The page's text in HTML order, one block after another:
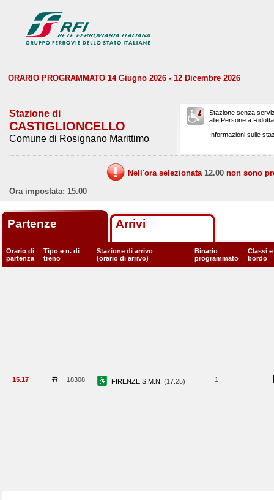
ORARIO PROGRAMMATO 14 Giugno 2026 - 12 Dicembre 2026
Stazione di
CASTIGLIONCELLO
Comune di Rosignano Marittimo
Stazione senza
alle Persone a
Informazioni sulle
Nell'ora selezionata 12.00 non sono
Ora impostata: 15.00
Partenze Arrivi
Orario di
partenza
Tipo e n. di
treno
Stazione di arrivo
(orario di arrivo)
Binario
programmato
Classi
bordo
15.17 18308 FIRENZE S.M.N. (17.25) 1